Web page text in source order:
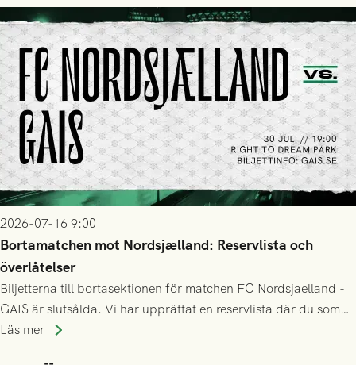
2026-07-16 9:00
Bortamatchen mot Nordsjælland: Reservlista och
överlåtelser
Biljetterna till bortasektionen för matchen FC Nordsjaelland -
GAIS är slutsålda. Vi har upprättat en reservlista där du som
ännu inte har någon biljett kan anmäla ditt intresse. Du kan
Läs mer